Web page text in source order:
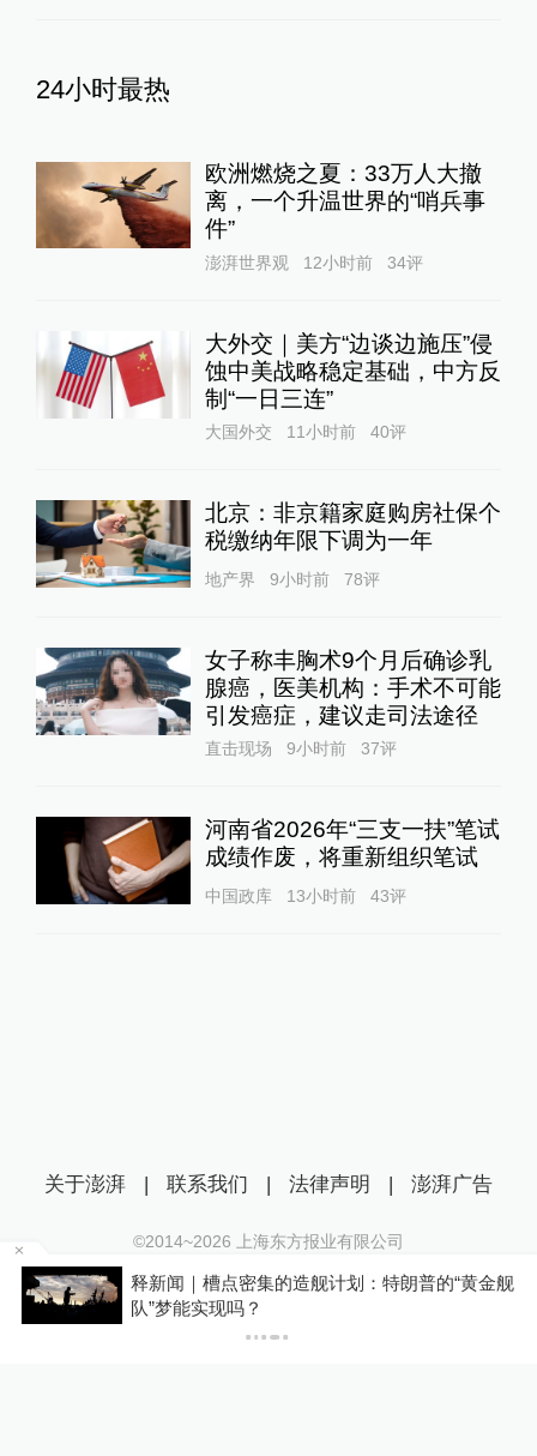
24小时最热
欧洲燃烧之夏：33万人大撤
离，一个升温世界的“哨兵事
件”
澎湃世界观 12小时前 34评
大外交｜美方“边谈边施压”侵
蚀中美战略稳定基础，中方反
制“一日三连”
大国外交 11小时前 40评
北京：非京籍家庭购房社保个
税缴纳年限下调为一年
地产界 9小时前 78评
女子称丰胸术9个月后确诊乳
腺癌，医美机构：手术不可能
引发癌症，建议走司法途径
直击现场 9小时前 37评
河南省2026年“三支一扶”笔试
成绩作废，将重新组织笔试
中国政库 13小时前 43评
释新闻｜槽点密集的造舰计划：特朗普的“黄金舰
队”梦能实现吗？
关于澎湃 | 联系我们 | 法律声明 | 澎湃广告
©2014~2026 上海东方报业有限公司
沪ICP证：沪B2-20170116 | 沪ICP备14003370号
互联网新闻信息服务许可证：31120170006
沪公网安备 31010602000299号